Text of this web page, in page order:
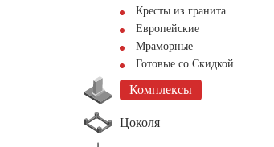
Кресты из гранита
Европейские
Мраморные
Готовые со Скидкой
Комплексы
Цоколя